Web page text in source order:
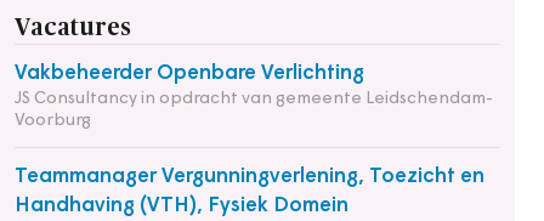
Vacatures
Vakbeheerder Openbare Verlichting
JS Consultancy in opdracht van gemeente Leidschendam-
Voorburg
Teammanager Vergunningverlening, Toezicht en
Handhaving (VTH), Fysiek Domein